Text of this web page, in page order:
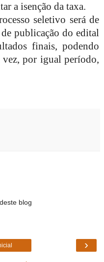
a isenção da taxa.
seletivo será de
de publicação do edital
finais, podendo
vez, por igual período,
blog
›